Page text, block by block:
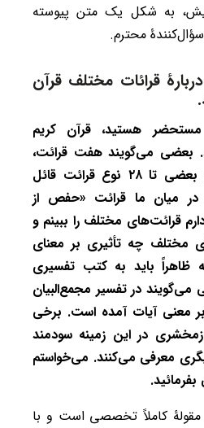
به شکل یک متن پیوسته
محترم.
قرائات مختلف قرآن
هستید، قرآن کریم
بعضی می‌گویند هفت قرائت،
بعضی چهارده قرائت و بعضی تا ۲۸ نوع قرائت قائل
در میان ما قرائت «حفص از
قرائت‌های مختلف را ببینم و
مختلف چه تأثیری بر معنای
ظاهراً باید به کتب تفسیری
در تفسیر مجمع‌البیان
معنی آیات آمده است. برخی
در این زمینه سودمند
معرفی می‌کنند. می‌خواستم
بفرمائید.
مقولۀ کاملاً تخصصی است و با